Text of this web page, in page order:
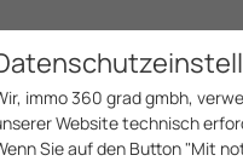
immo 360 grad gmbh,
Website technisch
Sie auf den Button "Mit